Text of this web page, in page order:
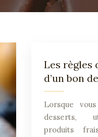
Les règles
d’un bon
Lorsque
desserts,
produits